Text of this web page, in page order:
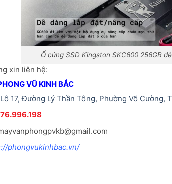
Ổ cứng SSD Kingston SKC600 256GB
xin liên hệ:
VŨ KINH BẮC
17, Đường Lý Thần Tông, Phường Võ Cường,
phongvukinhbac.vn/